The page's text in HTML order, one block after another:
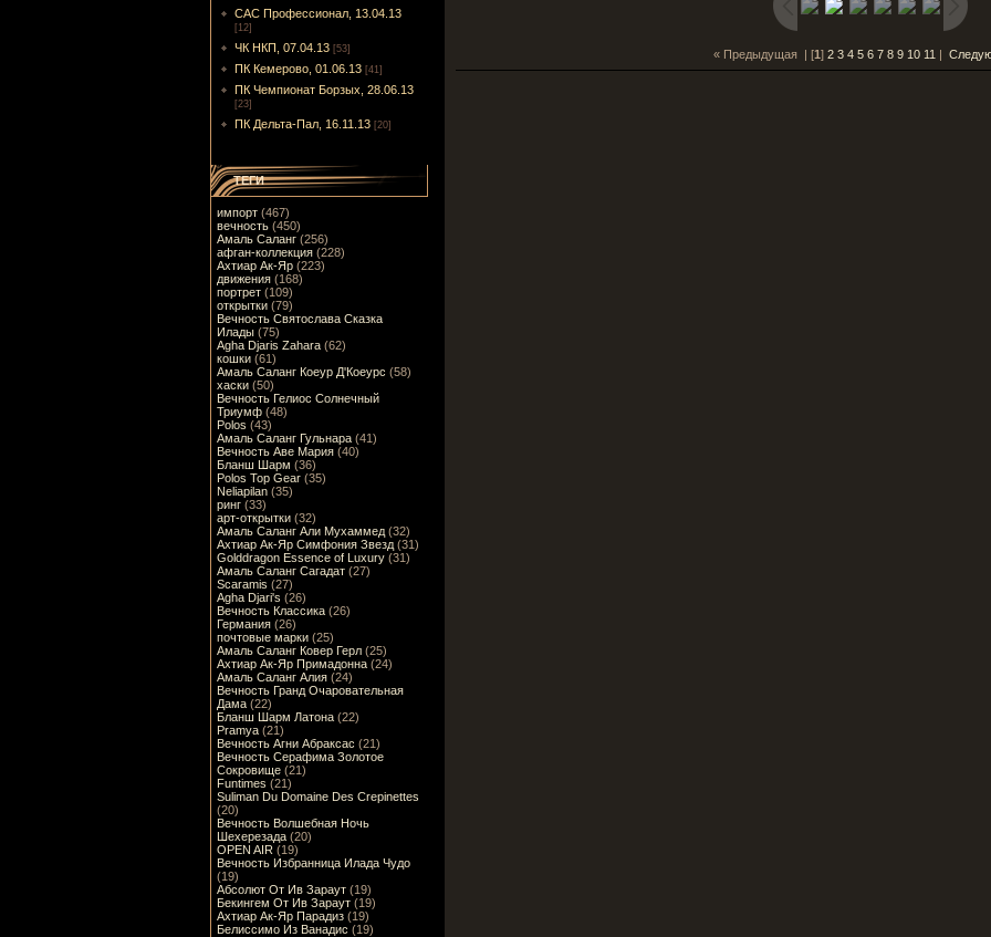
САС Профессионал, 13.04.13
[12]
ЧК НКП, 07.04.13 [53]
ПК Кемерово, 01.06.13 [41]
ПК Чемпионат Борзых, 28.06.13
[23]
ПК Дельта-Пал, 16.11.13 [20]
ТЕГИ
импорт(467)
вечность(450)
Амаль Саланг(256)
афган-коллекция(228)
Ахтиар Ак-Яр(223)
движения(168)
портрет(109)
открытки(79)
Вечность Святослава Сказка
Илады(75)
Agha Djaris Zahara(62)
кошки(61)
Амаль Саланг Коеур Д'Коеурс (58)
хаски(50)
Вечность Гелиос Солнечный
Триумф(48)
Polos (43)
Амаль Саланг Гульнара(41)
Вечность Аве Мария(40)
Бланш Шарм (36)
Polos Top Gear(35)
Neliapilan(35)
ринг(33)
арт-открытки(32)
Амаль Саланг Али Мухаммед(32)
Ахтиар Ак-Яр Симфония Звезд(31)
Golddragon Essence of Luxury(31)
Амаль Саланг Сагадат(27)
Scaramis (27)
Agha Djari's (26)
Вечность Классика(26)
Германия(26)
почтовые марки(25)
Амаль Саланг Ковер Герл(25)
Ахтиар Ак-Яр Примадонна(24)
Амаль Саланг Алия(24)
Вечность Гранд Очаровательная
Дама(22)
Бланш Шарм Латона(22)
Pramya(21)
Вечность Агни Абраксас (21)
Вечность Серафима Золотое
Сокровище(21)
Funtimes (21)
Suliman Du Domaine Des Crepinettes
(20)
Вечность Волшебная Ночь
Шехерезада(20)
OPEN AIR (19)
Вечность Избранница Илада Чудо
(19)
Абсолют От Ив Зараут(19)
Бекингем От Ив Зараут(19)
Ахтиар Ак-Яр Парадиз(19)
Белиссимо Из Ванадис (19)
« Предыдущая | [1] 2 3 4 5 6 7 8 9 10 11 |